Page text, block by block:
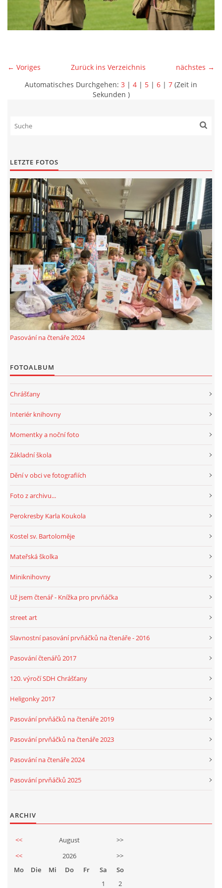
← Voriges nächstes →
Zurück ins Verzeichnis
Automatisches Durchgehen: 3 | 4 | 5 | 6 | 7 (Zeit in
Sekunden )
LETZTE FOTOS
Pasování na čtenáře 2024
FOTOALBUM
Chrášťany
Interiér knihovny
Momentky a noční foto
Základní škola
Dění v obci ve fotografiích
Foto z archivu...
Perokresby Karla Koukola
Kostel sv. Bartoloměje
Mateřská školka
Miniknihovny
Už jsem čtenář - Knížka pro prvňáčka
street art
Slavnostní pasování prvňáčků na čtenáře - 2016
Pasování čtenářů 2017
120. výročí SDH Chrášťany
Heligonky 2017
Pasování prvňáčků na čtenáře 2019
Pasování prvňáčků na čtenáře 2023
Pasování na čtenáře 2024
Pasování prvňáčků 2025
ARCHIV
<< August
>>
<<
2026
>>
Mo
Die Mi Do Fr Sa
So
1
2